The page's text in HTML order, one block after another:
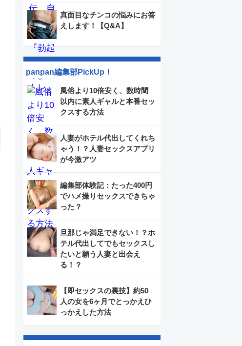
真面目なチンコの悩みにお答
えします！【Q&A】
panpan編集部PickUp！
風俗より10倍安く、数時間
以内に素人ギャルと本番セッ
クスする方法
人妻がホテル代出してくれち
ゃう！？人妻セックスアプリ
が今激アツ
編集部体験記：たった400円
でハメ撮りセックスできちゃ
った？
旦那じゃ満足できない！？ホ
テル代出してでもセックスし
たいと願う人妻と出会え
る！？
【即セックスの裏技】約50
人の女を6ヶ月でとっかえひ
っかえした方法